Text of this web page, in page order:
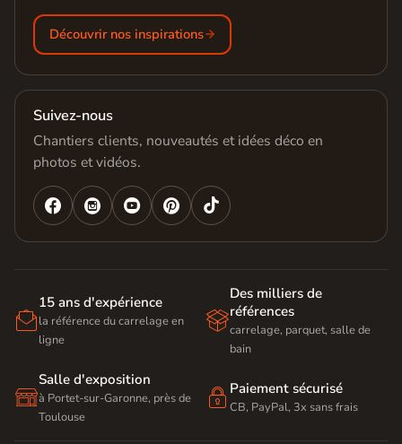
Découvrir nos inspirations
Suivez-nous
Chantiers clients, nouveautés et idées déco en
photos et vidéos.
   

15 ans d'expérience
la référence du carrelage en
ligne

Des milliers de
références
carrelage, parquet, salle de
bain

Salle d'exposition
à Portet-sur-Garonne, près de
Toulouse
 Paiement sécurisé
CB, PayPal, 3x sans frais